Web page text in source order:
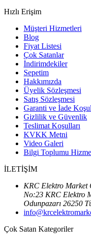
Hızlı Erişim
Müşteri Hizmetleri
Blog
Fiyat Listesi
Çok Satanlar
İndirimdekiler
Sepetim
Hakkımızda
Üyelik Sözleşmesi
Satış Sözleşmesi
Garanti ve İade
Gizlilik ve Güvenlik
Teslimat Koşulları
KVKK Metni
Video Galeri
Bilgi Toplumu
İLETİŞİM
KRC Elektro Market
No:23 KRC Elektro
Odunpazarı 26250
Çok Satan Kategoriler